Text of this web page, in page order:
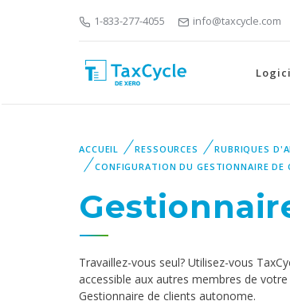
1-833-277-4055 info@taxcycle.com
ACCUEIL RESSOURCES RUBRIQUES
CONFIGURATION DU GESTIONNAIRE DE
Travaillez-vous seul? Utilisez-vous
accessible aux autres membres de
Gestionnaire de clients autonome.